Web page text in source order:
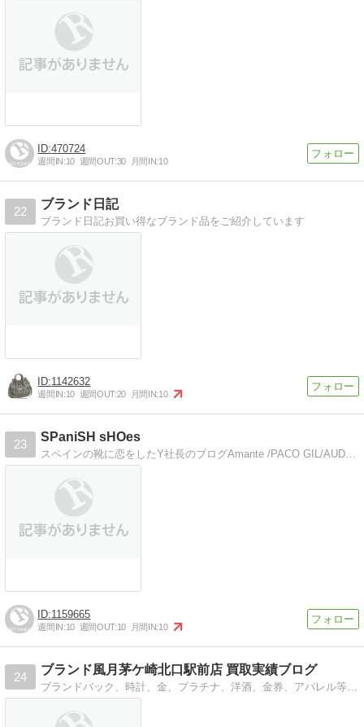
470724
週間IN:10 週間OUT:30 月間IN:10
22
ブランド日記
ブランド日記お買い得なブランド品をご紹介しています
1142632
週間IN:10 週間OUT:20 月間IN:10
23
SPaniSH sHOes
スペインの靴に恋をしたY社長のブログAmante /PACO GIL/AUDLEYなどの可愛い靴を多数ご紹介
1159665
週間IN:10 週間OUT:10 月間IN:10
24
ブランド風月茅ケ崎北口駅前店 買取実績ブログ
ブランドバック、時計、金、プラチナ、洋酒、金券、アパレル等のお買取させていただいた商品のご紹介、高価買取の豆知識をご紹介しております。